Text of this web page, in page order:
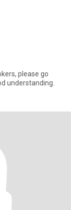
please go
understanding.